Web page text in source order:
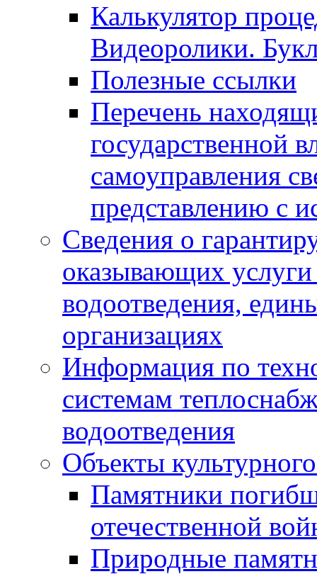
Калькулятор
Видеоролики.
Полезные ссылки
Перечень
государственной
самоуправления
представлению с
Сведения о
оказывающих
водоотведения,
организациях
Информация по
системам
водоотведения
Объекты
Памятники
отечественной
Природные